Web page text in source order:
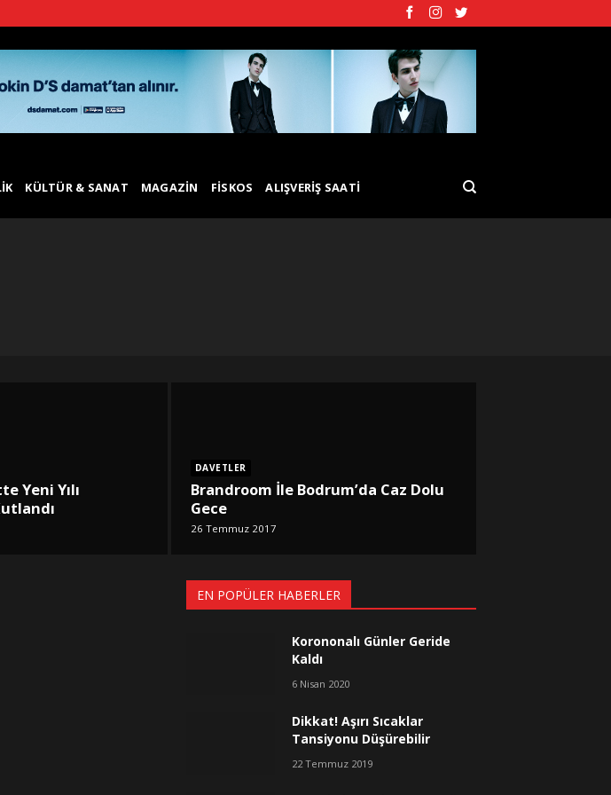
KÜLTÜR & SANAT MAGAZIN FISKOS ALIŞVERIŞ SAATI
Yeni Yılı
DAVETLER
Brandroom İle Bodrum’da Caz Dolu
Gece
26 Temmuz 2017
EN POPÜLER HABERLER
Korononalı Günler Geride
Kaldı
6 Nisan 2020
Dikkat! Aşırı Sıcaklar
Tansiyonu Düşürebilir
22 Temmuz 2019